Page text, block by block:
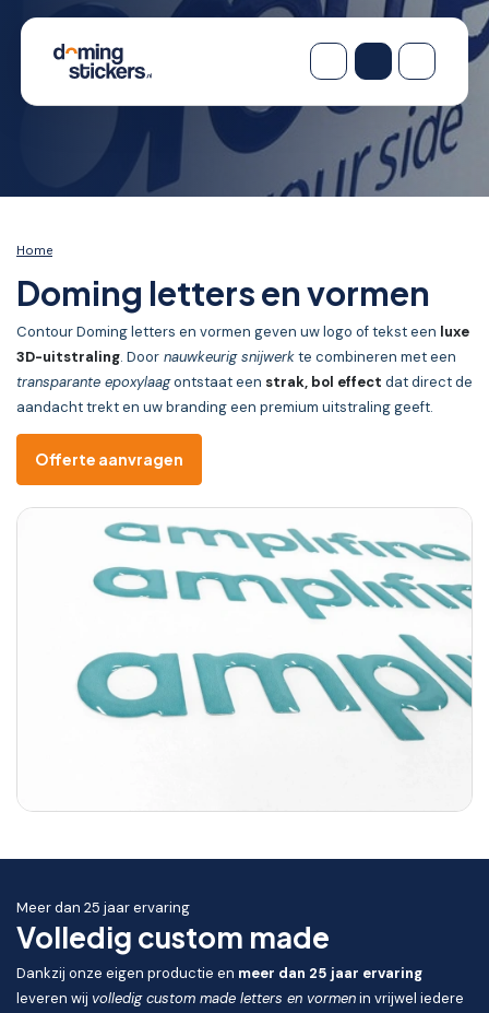
Home
Doming letters en vormen
Contour Doming letters en vormen geven uw logo of tekst een luxe
3D-uitstraling. Door nauwkeurig snijwerkte combineren met een
transparante epoxylaagontstaat een strak, bol effect dat direct de
aandacht trekt en uw branding een premium uitstraling geeft.
Offerte aanvragen
Meer dan 25 jaar ervaring
Volledig custom made
Dankzij onze eigen productie en meer dan 25 jaar ervaring
leveren wij volledig custom made letters en vormenin vrijwel iedere